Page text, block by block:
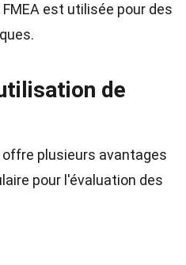
est utilisée pour des
de
offre plusieurs avantages
pour l'évaluation des